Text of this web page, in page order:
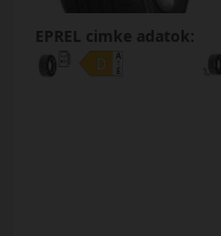
EPREL cimke adatok: